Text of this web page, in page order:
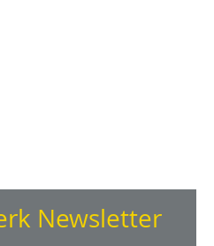
Newsletter